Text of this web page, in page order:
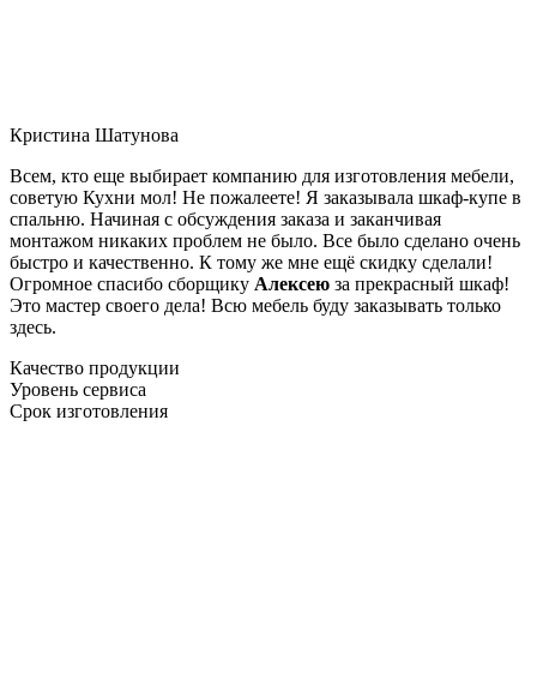
Кристина Шатунова
Всем, кто еще выбирает компанию для изготовления мебели,
советую Кухни мол! Не пожалеете! Я заказывала шкаф-купе в
спальню. Начиная с обсуждения заказа и заканчивая
монтажом никаких проблем не было. Все было сделано очень
быстро и качественно. К тому же мне ещё скидку сделали!
Огромное спасибо сборщику Алексею за прекрасный шкаф!
Это мастер своего дела! Всю мебель буду заказывать только
здесь.
Качество продукции
Уровень сервиса
Срок изготовления